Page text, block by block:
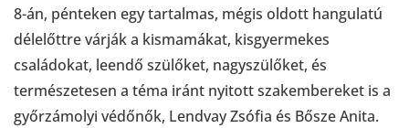
8-án, pénteken egy tartalmas, mégis oldott hangulatú
délelőttre várják a kismamákat, kisgyermekes
családokat, leendő szülőket, nagyszülőket, és
természetesen a téma iránt nyitott szakembereket is a
győrzámolyi védőnők, Lendvay Zsófia és Bősze Anita.